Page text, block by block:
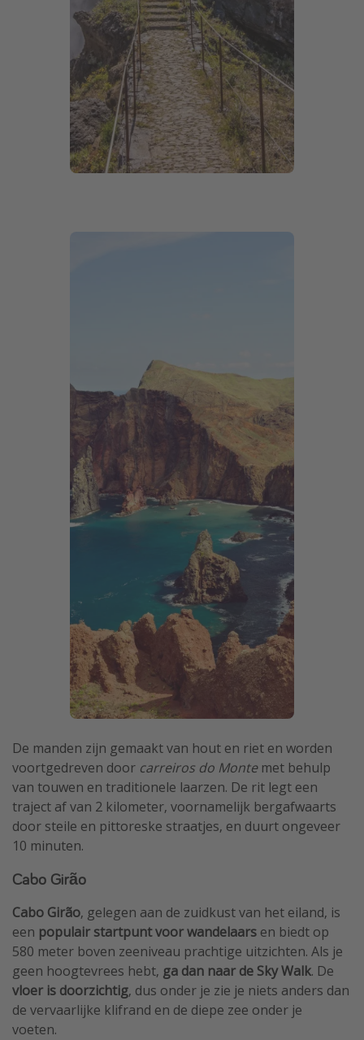
De manden zijn gemaakt van hout en riet en worden
voortgedreven door carreiros do Montemet behulp
van touwen en traditionele laarzen. De rit legt een
traject af van 2 kilometer, voornamelijk bergafwaarts
door steile en pittoreske straatjes, en duurt ongeveer
10 minuten.
Cabo Girão
Cabo Girão, gelegen aan de zuidkust van het eiland, is
een populair startpunt voor wandelaars en biedt op
580 meter boven zeeniveau prachtige uitzichten. Als je
geen hoogtevrees hebt, ga dan naar de Sky Walk. De
vloer is doorzichtig, dus onder je zie je niets anders dan
de vervaarlijke klifrand en de diepe zee onder je
voeten.